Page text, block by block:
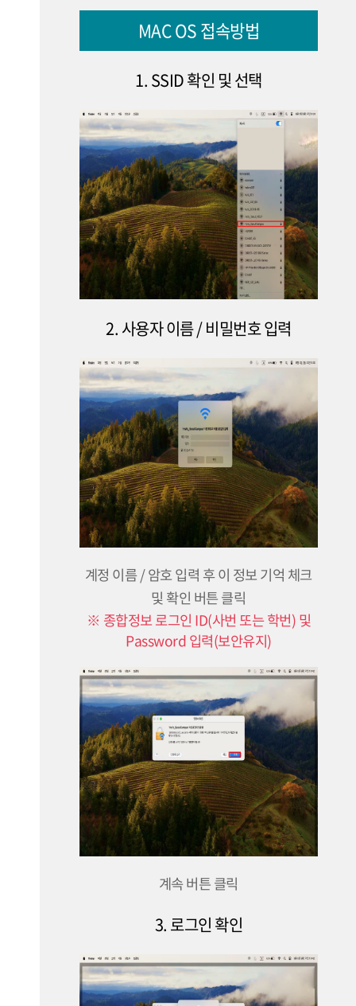
MAC OS 접속방법
1. SSID 확인 및 선택
2. 사용자 이름 / 비밀번호 입력
계정 이름 / 암호 입력 후 이 정보 기억 체크
및 확인 버튼 클릭
※ 종합정보 로그인 ID(사번 또는 학번) 및
Password 입력(보안유지)
계속 버튼 클릭
3. 로그인 확인